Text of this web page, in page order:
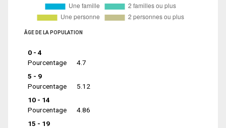
ÂGE DE LA POPULATION
0 - 4
Pourcentage
4.7
5 - 9
Pourcentage
5.12
10 - 14
Pourcentage
4.86
15 - 19